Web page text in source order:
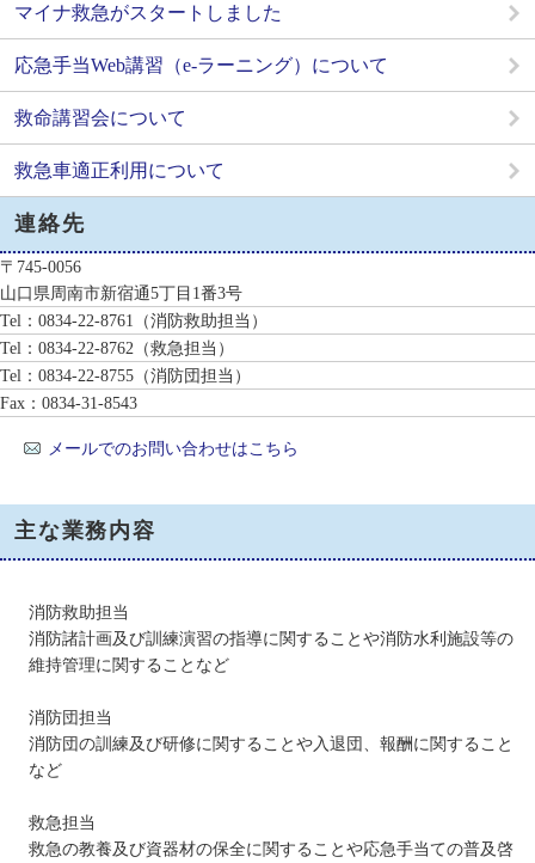
マイナ救急がスタートしました
応急手当Web講習（e-ラーニング）について
救命講習会について
救急車適正利用について
連絡先
〒745-0056
山口県周南市新宿通5丁目1番3号
Tel：0834-22-8761
（消防救助担当）
Tel：0834-22-8762 （救急担当）
Tel：0834-22-8755 （消防団担当）
Fax：0834-31-8543
メールでのお問い合わせはこちら
主な業務内容
消防救助担当
消防諸計画及び訓練演習の指導に関することや消防水利施設等の
維持管理に関することなど
消防団担当
消防団の訓練及び研修に関することや入退団、報酬に関すること
など
救急担当
救急の教養及び資器材の保全に関することや応急手当ての普及啓